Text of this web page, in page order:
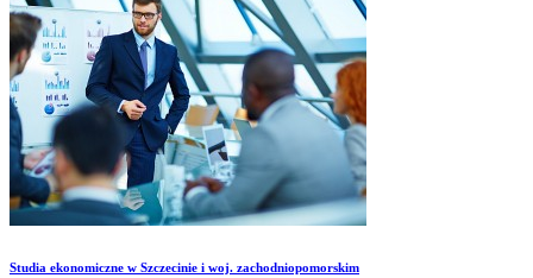
Studia ekonomiczne w Szczecinie i woj. zachodniopomorskim